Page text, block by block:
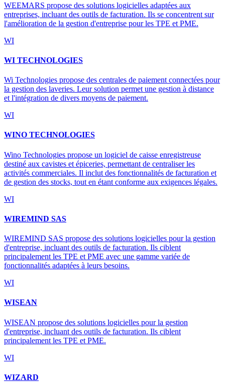
WEEMARS propose des solutions logicielles adaptées aux
entreprises, incluant des outils de facturation. Ils se concentrent sur
l'amélioration de la gestion d'entreprise pour les TPE et PME.
WI
WI TECHNOLOGIES
Wi Technologies propose des centrales de paiement connectées pour
la gestion des laveries. Leur solution permet une gestion à distance
et l'intégration de divers moyens de paiement.
WI
WINO TECHNOLOGIES
Wino Technologies propose un logiciel de caisse enregistreuse
destiné aux cavistes et épiceries, permettant de centraliser les
activités commerciales. Il inclut des fonctionnalités de facturation et
de gestion des stocks, tout en étant conforme aux exigences légales.
WI
WIREMIND SAS
WIREMIND SAS propose des solutions logicielles pour la gestion
d'entreprise, incluant des outils de facturation. Ils ciblent
principalement les TPE et PME avec une gamme variée de
fonctionnalités adaptées à leurs besoins.
WI
WISEAN
WISEAN propose des solutions logicielles pour la gestion
d'entreprise, incluant des outils de facturation. Ils ciblent
principalement les TPE et PME.
WI
WIZARD